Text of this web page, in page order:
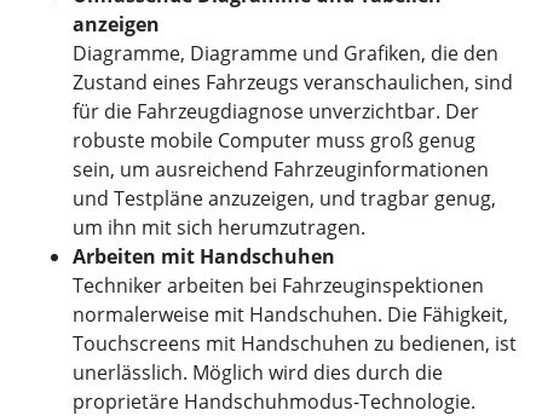
anzeigen
Diagramme, Diagramme und Grafiken, die den
Zustand eines Fahrzeugs veranschaulichen, sind
für die Fahrzeugdiagnose unverzichtbar. Der
robuste mobile Computer muss groß genug
sein, um ausreichend Fahrzeuginformationen
und Testpläne anzuzeigen, und tragbar genug,
um ihn mit sich herumzutragen.
Arbeiten mit Handschuhen
Techniker arbeiten bei Fahrzeuginspektionen
normalerweise mit Handschuhen. Die Fähigkeit,
Touchscreens mit Handschuhen zu bedienen, ist
unerlässlich. Möglich wird dies durch die
proprietäre Handschuhmodus-Technologie.